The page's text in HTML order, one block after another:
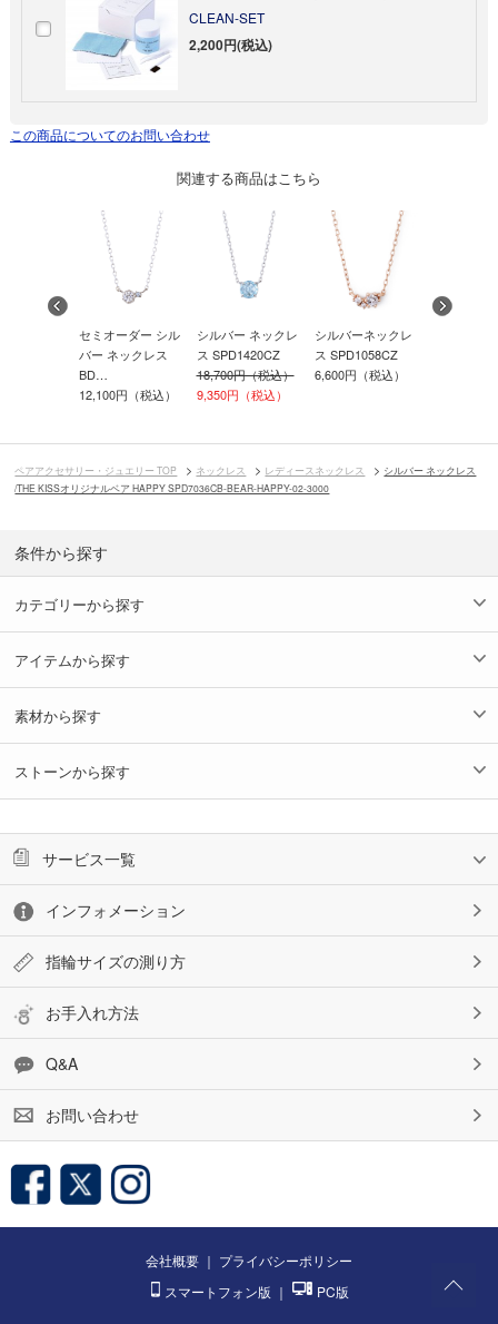
CLEAN-SET
2,200円(税込)
この商品についてのお問い合わせ
関連する商品はこちら
セミオーダー シル
バー ネックレス
BD…
12,100円（税込）
シルバー ネックレ
ス SPD1420CZ
18,700円（税込）
9,350円（税込）
シルバーネックレ
ス SPD1058CZ
6,600円（税込）
ペアアクセサリー・ジュエリー TOP ネックレス レディースネックレス
シルバー ネックレス
/THE KISSオリジナルベア HAPPY SPD7036CB-BEAR-HAPPY-02-3000
条件から探す
カテゴリーから探す
アイテムから探す
素材から探す
ストーンから探す
サービス一覧
インフォメーション
指輪サイズの測り方
お手入れ方法
Q&A
お問い合わせ
会社概要 ｜ プライバシーポリシー
スマートフォン版 ｜ PC版